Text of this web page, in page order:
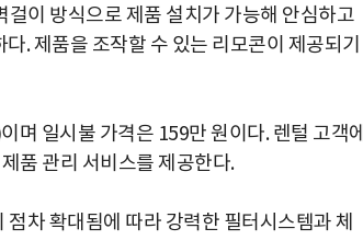
이 방식으로 제품 설치가 가능해 안심하고
. 제품을 조작할 수 있는 리모콘이 제공되기
며 일시불 가격은 159만 원이다. 렌털 고객에
품 관리 서비스를 제공한다.
차 확대됨에 따라 강력한 필터시스템과 체